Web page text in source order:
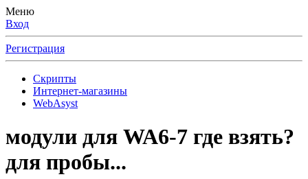
Меню
Вход
Регистрация
Скрипты
Интернет-магазины
WebAsyst
модули для WA6-7 где взять?
для пробы...